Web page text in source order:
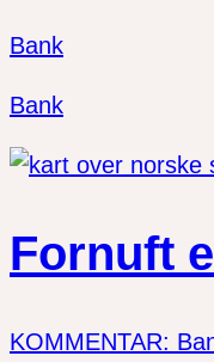
Bank
Bank
Fornuft
KOMMENTAR: